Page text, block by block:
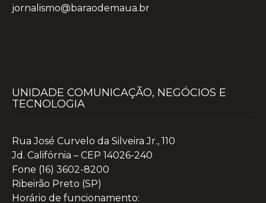
jornalismo@baraodemaua.br
UNIDADE COMUNICAÇÃO, NEGÓCIOS E
TECNOLOGIA
Rua José Curvelo da Silveira Jr., 110
Jd. Califórnia – CEP 14026-240
Fone (16) 3602-8200
Ribeirão Preto (SP)
Horário de funcionamento: